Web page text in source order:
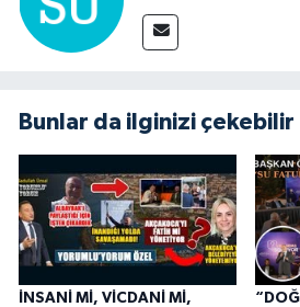
Bunlar da ilginizi çekebilir
İNSANİ Mİ, VİCDANİ Mİ,